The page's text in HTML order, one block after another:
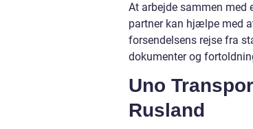
At arbejde sammen med
partner kan hjælpe med
forsendelsens rejse fra
dokumenter og
Uno
Rusland